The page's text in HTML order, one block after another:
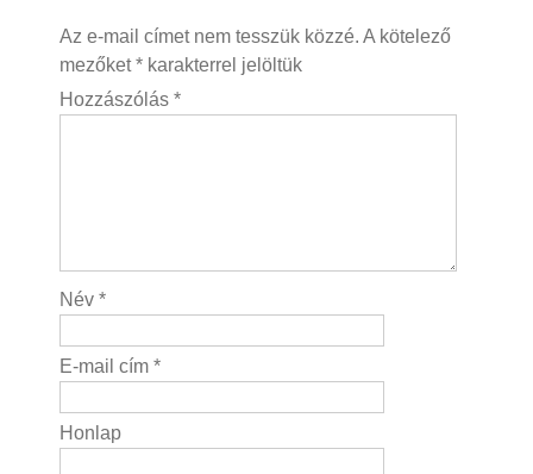
Az e-mail címet nem tesszük közzé. A kötelező
mezőket* karakterrel jelöltük
Hozzászólás *
Név *
E-mail cím *
Honlap